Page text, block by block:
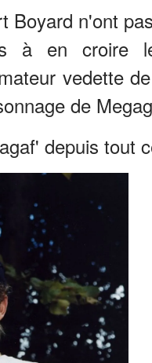
Boyard n'ont
à en croire
vedette
de
depuis tout